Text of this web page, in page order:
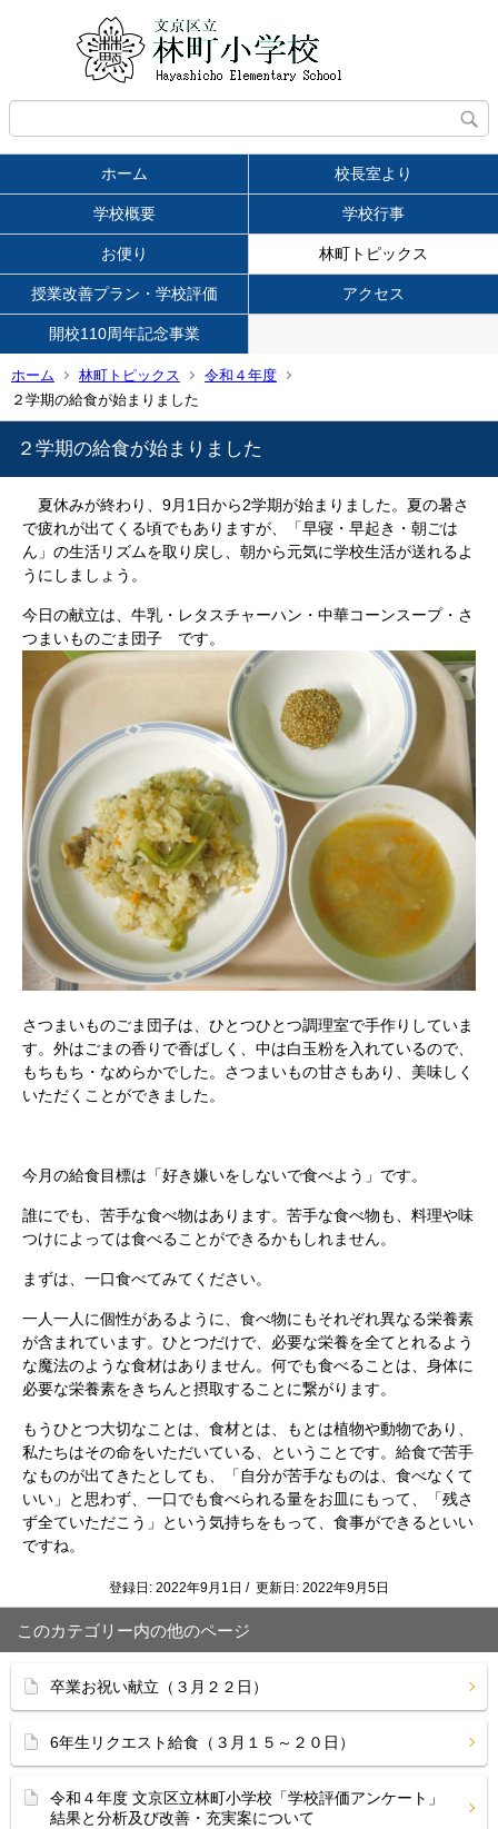
ホーム 校長室より
学校概要 学校行事
お便り 林町トピックス
授業改善プラン・学校評価 アクセス
開校110周年記念事業
ホーム 林町トピックス
令和４年度
２学期の給食が始まりました
２学期の給食が始まりました
夏休みが終わり、9月1日から2学期が始まりました。夏の暑さ
で疲れが出てくる頃でもありますが、「早寝・早起き・朝ごは
ん」の生活リズムを取り戻し、朝から元気に学校生活が送れるよ
うにしましょう。
今日の献立は、牛乳・レタスチャーハン・中華コーンスープ・さ
つまいものごま団子 です。
さつまいものごま団子は、ひとつひとつ調理室で手作りしていま
す。外はごまの香りで香ばしく、中は白玉粉を入れているので、
もちもち・なめらかでした。さつまいもの甘さもあり、美味しく
いただくことができました。
今月の給食目標は「好き嫌いをしないで食べよう」です。
誰にでも、苦手な食べ物はあります。苦手な食べ物も、料理や味
つけによっては食べることができるかもしれません。
まずは、一口食べてみてください。
一人一人に個性があるように、食べ物にもそれぞれ異なる栄養素
が含まれています。ひとつだけで、必要な栄養を全てとれるよう
な魔法のような食材はありません。何でも食べることは、身体に
必要な栄養素をきちんと摂取することに繋がります。
もうひとつ大切なことは、食材とは、もとは植物や動物であり、
私たちはその命をいただいている、ということです。給食で苦手
なものが出てきたとしても、「自分が苦手なものは、食べなくて
いい」と思わず、一口でも食べられる量をお皿にもって、「残さ
ず全ていただこう」という気持ちをもって、食事ができるといい
ですね。
登録日: 2022年9月1日 / 更新日: 2022年9月5日
このカテゴリー内の他のページ
卒業お祝い献立（３月２２日）
6年生リクエスト給食（３月１５～２０日）
令和４年度 文京区立林町小学校「学校評価アンケート」
結果と分析及び改善・充実案について